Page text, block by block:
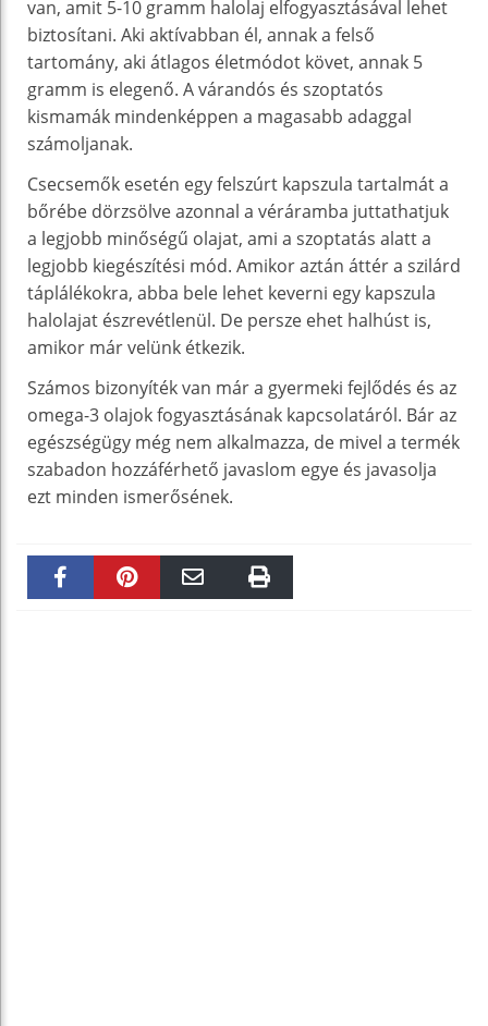
van, amit 5-10 gramm halolaj elfogyasztásával lehet
biztosítani. Aki aktívabban él, annak a felső
tartomány, aki átlagos életmódot követ, annak 5
gramm is elegenő. A várandós és szoptatós
kismamák mindenképpen a magasabb adaggal
számoljanak.
Csecsemők esetén egy felszúrt kapszula tartalmát a
bőrébe dörzsölve azonnal a véráramba juttathatjuk
a legjobb minőségű olajat, ami a szoptatás alatt a
legjobb kiegészítési mód. Amikor aztán áttér a szilárd
táplálékokra, abba bele lehet keverni egy kapszula
halolajat észrevétlenül. De persze ehet halhúst is,
amikor már velünk étkezik.
Számos bizonyíték van már a gyermeki fejlődés és az
omega-3 olajok fogyasztásának kapcsolatáról. Bár az
egészségügy még nem alkalmazza, de mivel a termék
szabadon hozzáférhető javaslom egye és javasolja
ezt minden ismerősének.